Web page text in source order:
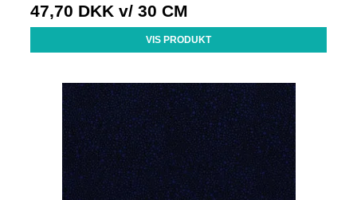
47,70 DKK v/ 30 CM
VIS PRODUKT